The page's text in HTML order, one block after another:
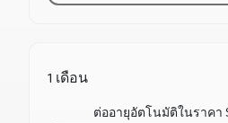
1 เดือน
ต่ออายุอัตโนมัติในราคา